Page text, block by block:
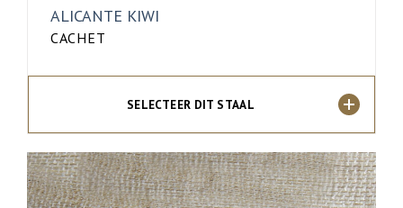
ALICANTE KIWI
CACHET
SELECTEER DIT STAAL